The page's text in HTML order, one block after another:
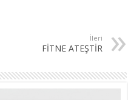
İleri
FİTNE ATEŞTİR